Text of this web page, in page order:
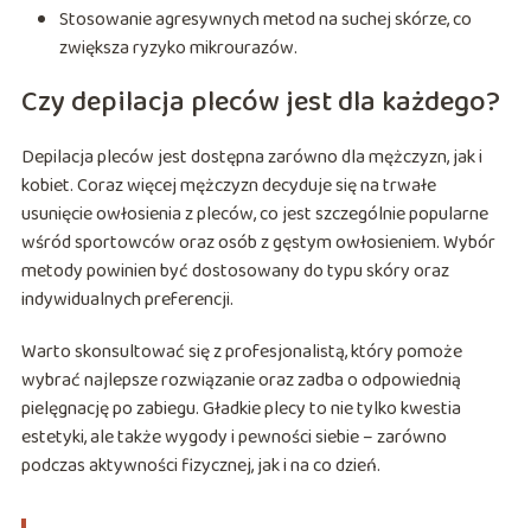
Stosowanie agresywnych metod na suchej skórze, co
zwiększa ryzyko mikrourazów.
Czy depilacja pleców jest dla każdego?
Depilacja pleców jest dostępna zarówno dla mężczyzn, jak i
kobiet. Coraz więcej mężczyzn decyduje się na trwałe
usunięcie owłosienia z pleców, co jest szczególnie popularne
wśród sportowców oraz osób z gęstym owłosieniem. Wybór
metody powinien być dostosowany do typu skóry oraz
indywidualnych preferencji.
Warto skonsultować się z profesjonalistą, który pomoże
wybrać najlepsze rozwiązanie oraz zadba o odpowiednią
pielęgnację po zabiegu. Gładkie plecy to nie tylko kwestia
estetyki, ale także wygody i pewności siebie – zarówno
podczas aktywności fizycznej, jak i na co dzień.